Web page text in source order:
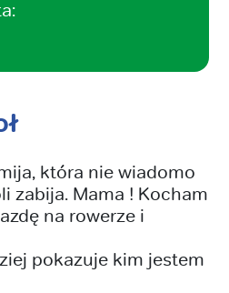
która nie wiadomo
zabija. Mama ! Kocham
na rowerze i
pokazuje kim jestem